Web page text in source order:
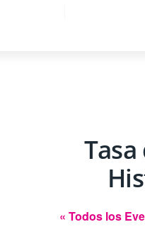
Tasa
« Todos los